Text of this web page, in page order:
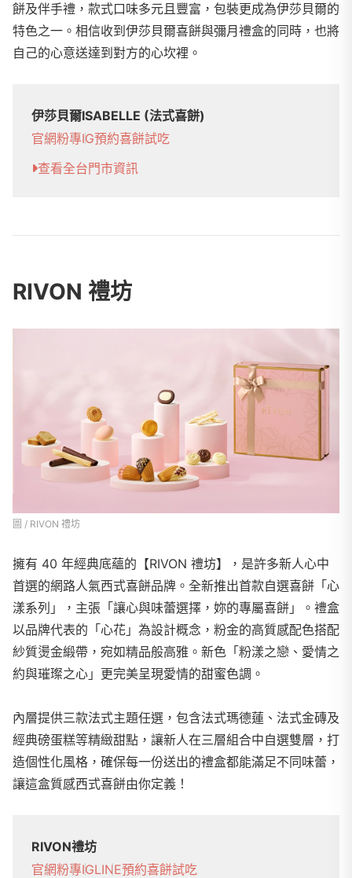
餅及伴手禮，款式口味多元且豐富，包裝更成為伊莎貝爾的
特色之一。相信收到伊莎貝爾喜餅與彌月禮盒的同時，也將
自己的心意送達到對方的心坎裡。
伊莎貝爾ISABELLE (法式喜餅)
官網粉專IG預約喜餅試吃
查看全台門市資訊
RIVON 禮坊
圖 / RIVON 禮坊
擁有 40 年經典底蘊的【RIVON 禮坊】，是許多新人心中
首選的網路人氣西式喜餅品牌。全新推出首款自選喜餅「心
漾系列」，主張「讓心與味蕾選擇，妳的專屬喜餅」。禮盒
以品牌代表的「心花」為設計概念，粉金的高質感配色搭配
紗質燙金緞帶，宛如精品般高雅。新色「粉漾之戀、愛情之
約與璀璨之心」更完美呈現愛情的甜蜜色調。
內層提供三款法式主題任選，包含法式瑪德蓮、法式金磚及
經典磅蛋糕等精緻甜點，讓新人在三層組合中自選雙層，打
造個性化風格，確保每一份送出的禮盒都能滿足不同味蕾，
讓這盒質感西式喜餅由你定義！
RIVON禮坊
官網粉專IGLINE預約喜餅試吃